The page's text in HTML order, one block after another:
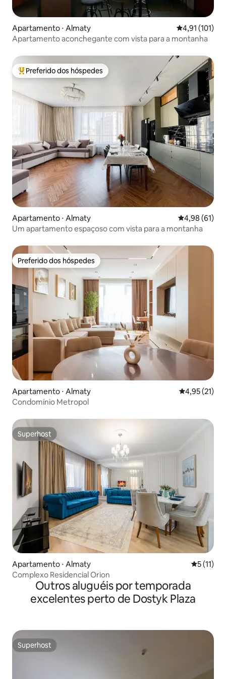
Apartamento ⋅ Almaty 4,91 de uma
4,91 (101)
Apartamento aconchegante com vista para a montanha
Entre os melhores preferidos dos hóspedes
Preferido dos hóspedes
Apartamento ⋅ Almaty 4,98 de uma
4,98 (61)
Um apartamento espaçoso com vista para a montanha
Preferido dos hóspedes
Preferido dos hóspedes
Apartamento ⋅ Almaty 4,95 de uma
4,95 (21)
Condomínio Metropol
Superhost
Superhost
Apartamento ⋅ Almaty 5 de uma
5 (11)
Complexo Residencial Orion
Outros aluguéis por temporada
excelentes perto de Dostyk Plaza
Superhost
Superhost